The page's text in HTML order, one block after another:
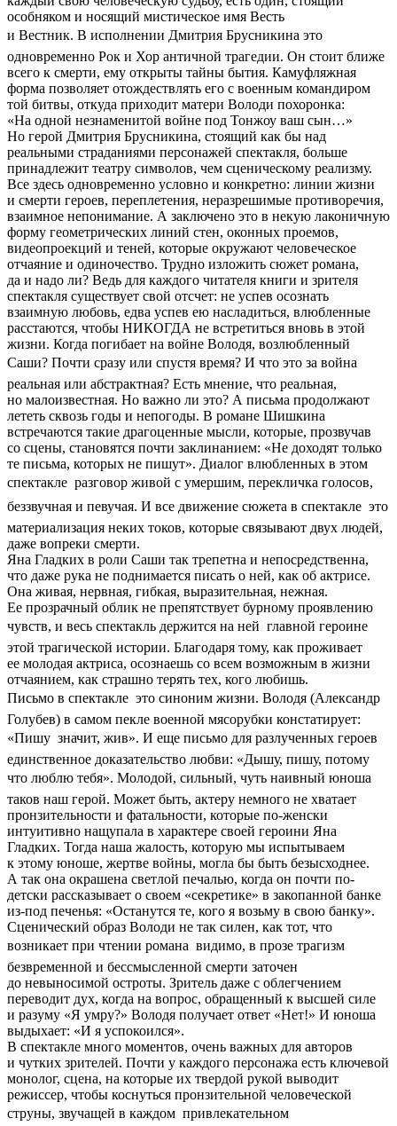
особняком и носящий мистическое имя Весть
и Вестник. В исполнении Дмитрия Брусникина это 
одновременно Рок и Хор античной трагедии. Он стоит ближе
всего к смерти, ему открыты тайны бытия. Камуфляжная
форма позволяет отождествлять его с военным командиром
той битвы, откуда приходит матери Володи похоронка:
«На одной незнаменитой войне под Тонжоу ваш сын…»
Но герой Дмитрия Брусникина, стоящий как бы над
реальными страданиями персонажей спектакля, больше
принадлежит театру символов, чем сценическому реализму.
Все здесь одновременно условно и конкретно: линии жизни
и смерти героев, переплетения, неразрешимые противоречия,
взаимное непонимание. А заключено это в некую лаконичную
форму геометрических линий стен, оконных проемов,
видеопроекций и теней, которые окружают человеческое
отчаяние и одиночество. Трудно изложить сюжет романа,
да и надо ли? Ведь для каждого читателя книги и зрителя
спектакля существует свой отсчет: не успев осознать
взаимную любовь, едва успев ею насладиться, влюбленные
расстаются, чтобы НИКОГДА не встретиться вновь в этой
жизни. Когда погибает на войне Володя, возлюбленный
Саши? Почти сразу или спустя время? И что это за война 
реальная или абстрактная? Есть мнение, что реальная,
но малоизвестная. Но важно ли это? А письма продолжают
лететь сквозь годы и непогоды. В романе Шишкина
встречаются такие драгоценные мысли, которые, прозвучав
со сцены, становятся почти заклинанием: «Не доходят только
те письма, которых не пишут». Диалог влюбленных в этом
спектакле  разговор живой с умершим, перекличка голосов,
беззвучная и певучая. И все движение сюжета в спектакле  это
материализация неких токов, которые связывают двух людей,
даже вопреки смерти.
Яна Гладких в роли Саши так трепетна и непосредственна,
что даже рука не поднимается писать о ней, как об актрисе.
Она живая, нервная, гибкая, выразительная, нежная.
Ее прозрачный облик не препятствует бурному проявлению
чувств, и весь спектакль держится на ней  главной героине
этой трагической истории. Благодаря тому, как проживает
ее молодая актриса, осознаешь со всем возможным в жизни
отчаянием, как страшно терять тех, кого любишь.
Письмо в спектакле  это синоним жизни. Володя (Александр
Голубев) в самом пекле военной мясорубки констатирует:
«Пишу  значит, жив». И еще письмо для разлученных героев 
единственное доказательство любви: «Дышу, пишу, потому
что люблю тебя». Молодой, сильный, чуть наивный юноша 
таков наш герой. Может быть, актеру немного не хватает
пронзительности и фатальности, которые по-женски
интуитивно нащупала в характере своей героини Яна
Гладких. Тогда наша жалость, которую мы испытываем
к этому юноше, жертве войны, могла бы быть безысходнее.
А так она окрашена светлой печалью, когда он почти по-
детски рассказывает о своем «секретике» в закопанной банке
из-под печенья: «Останутся те, кого я возьму в свою банку».
Сценический образ Володи не так силен, как тот, что
возникает при чтении романа  видимо, в прозе трагизм
безвременной и бессмысленной смерти заточен
до невыносимой остроты. Зритель даже с облегчением
переводит дух, когда на вопрос, обращенный к высшей силе
и разуму «Я умру?» Володя получает ответ «Нет!» И юноша
выдыхает: «И я успокоился».
В спектакле много моментов, очень важных для авторов
и чутких зрителей. Почти у каждого персонажа есть ключевой
монолог, сцена, на которые их твердой рукой выводит
режиссер, чтобы коснуться пронзительной человеческой
струны, звучащей в каждом  привлекательном